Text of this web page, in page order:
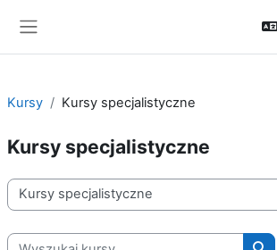
Kursy Kursy specjalistyczne
Kursy specjalistyczne
Kategorie kursów
Wyszukaj kursy